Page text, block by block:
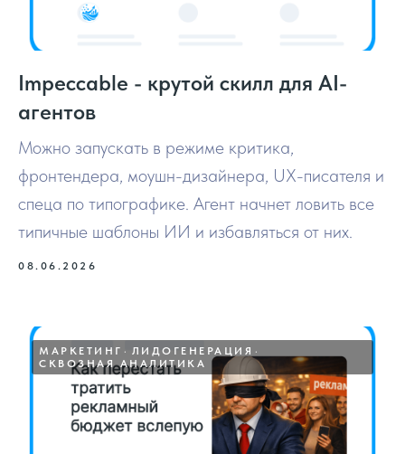
Impeccable - крутой скилл для AI-
агентов
Можно запускать в режиме критика,
фронтендера, моушн-дизайнера, UX-писателя и
спеца по типографике. Агент начнет ловить все
типичные шаблоны ИИ и избавляться от них.
08.06.2026
МАРКЕТИНГ
ЛИДОГЕНЕРАЦИЯ
СКВОЗНАЯ АНАЛИТИКА